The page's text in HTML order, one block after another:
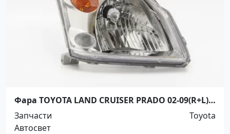
Фара TOYOTA LAND CRUISER PRADO 02-09(R+L)
Краснодар
Запчасти
Toyota
Автосвет